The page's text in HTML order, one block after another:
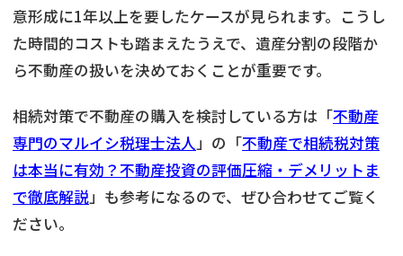
意形成に1年以上を要したケースが見られます。こうし
た時間的コストも踏まえたうえで、遺産分割の段階か
ら不動産の扱いを決めておくことが重要です。
相続対策で不動産の購入を検討している方は「不動産
専門のマルイシ税理士法人 」の「不動産で相続税対策
は本当に有効？不動産投資の評価圧縮・デメリットま
で徹底解説」も参考になるので、ぜひ合わせてご覧く
ださい。